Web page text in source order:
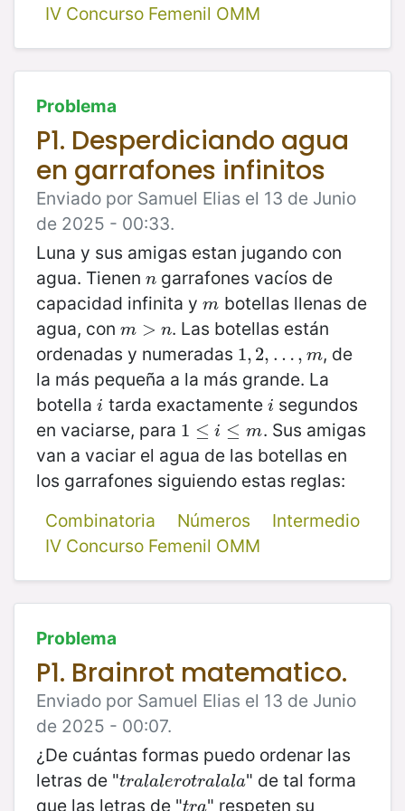
IV Concurso Femenil OMM
Problema
P1. Desperdiciando agua
en garrafones infinitos
Enviado por Samuel Elias el 13 de Junio
de 2025 - 00:33.
Luna y sus amigas estan jugando con
agua. Tienen n
n garrafones vacíos de
capacidad infinita y m
m botellas llenas de
agua, con m > n
m>n
. Las botellas están
ordenadas y numeradas 1, 2, … , m
1,2,… ,m
, de
la más pequeña a la más grande. La
botella i
i tarda exactamente i
i segundos
en vaciarse, para 1 ≤ i ≤ m
1 ≤i≤m
. Sus amigas
van a vaciar el agua de las botellas en
los garrafones siguiendo estas reglas:
Combinatoria
Números
Intermedio
IV Concurso Femenil OMM
Problema
P1. Brainrot matematico.
Enviado por Samuel Elias el 13 de Junio
de 2025 - 00:07.
¿De cuántas formas puedo ordenar las
letras de "tralalerotralala
tralalerotralala " de tal forma
que las letras de "tra
tra" respeten su